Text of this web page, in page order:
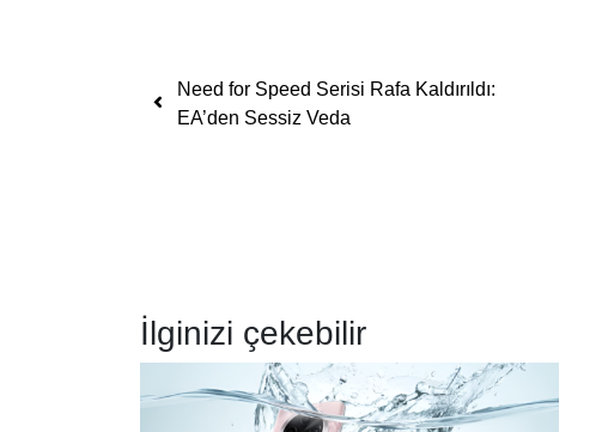
Yazı dolaşımı
Need for Speed Serisi Rafa Kaldırıldı:
EA’den Sessiz Veda
İlginizi çekebilir